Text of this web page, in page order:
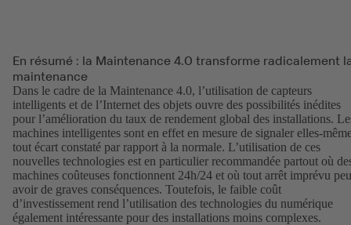
En résumé : la Maintenance 4.0 transforme radicalement
maintenance
Dans le cadre de la Maintenance 4.0, l’utilisation de capteurs
intelligents et de l’Internet des objets ouvre des possibilités inédites
pour l’amélioration du taux de rendement global des installations.
machines intelligentes sont en effet en mesure de signaler elles-
tout écart constaté par rapport à la normale. L’utilisation de ces
nouvelles technologies est en particulier recommandée partout où
machines coûteuses fonctionnent 24h/24 et où tout arrêt imprévu
avoir de graves conséquences. Toutefois, le faible coût
d’investissement rend l’utilisation des technologies du numérique
également intéressante pour des installations moins complexes.